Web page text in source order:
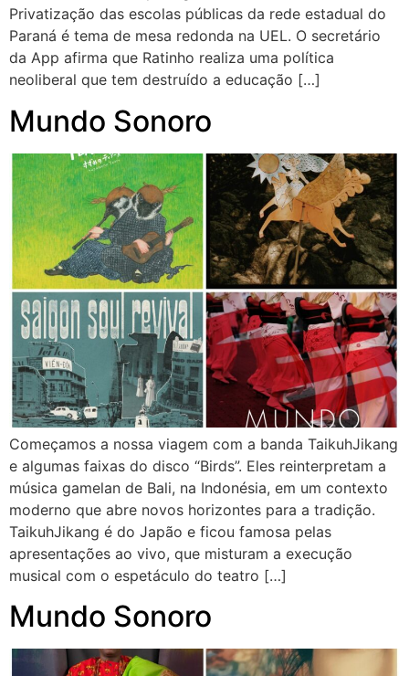
Privatização das escolas públicas da rede estadual do
Paraná é tema de mesa redonda na UEL. O secretário
da App afirma que Ratinho realiza uma política
neoliberal que tem destruído a educação […]
Mundo Sonoro
Começamos a nossa viagem com a banda TaikuhJikang
e algumas faixas do disco “Birds”. Eles reinterpretam a
música gamelan de Bali, na Indonésia, em um contexto
moderno que abre novos horizontes para a tradição.
TaikuhJikang é do Japão e ficou famosa pelas
apresentações ao vivo, que misturam a execução
musical com o espetáculo do teatro […]
Mundo Sonoro